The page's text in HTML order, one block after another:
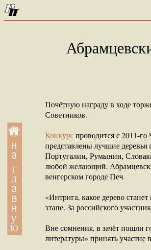
Почётную награду в ходе
Советников.
Конкурспроводится с 2011-
представлены лучшие
Португалии, Румынии,
любой желающий.
венгерском городе Печ.
«Интрига, какое дерево
этапе. За российского
Вне сомнения, в зачёт пошли
литературы» принять участие